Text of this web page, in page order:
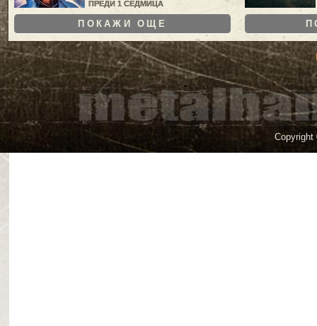
ПРЕДИ 1 СЕДМИЦА
ПОКАЖИ ОЩЕ